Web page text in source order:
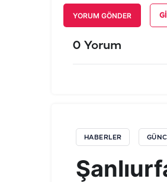
YORUM GÖNDER
0 Yorum
HABERLER